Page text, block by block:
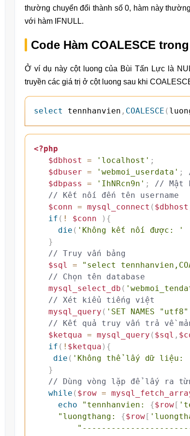
thường chuyển đổi thành số 0, hàm này
với hàm IFNULL.
Code Hàm COALESCE
Ở ví dụ này cột luong của Bùi Tấn Lực là
truyền các giá trị ở cột luong sau khi
select tennhanvien , COALESCE (
<?php
$dbhost
= 'localhost' ;
$dbuser = 'webmoi_userdata' ;
$dbpass
= 'IhNRcn9n' ;
// Mật
// Kết nối đến tên username
$conn = mysql_connect ( $dbhost
if ( ! $conn ) {
die ( 'Không kết nối được: '
}
// Truy vấn bảng
$sql
= "select
// Chọn tên database
mysql_select_db (
// Xét kiểu tiếng việt
mysql_query ( 'SET NAMES
// Kết quả truy vấn trả về
$ketqua = mysql_query ( $sql ,
if ( ! $ketqua ) {
die ( 'Không thể lấy dữ liệu:
}
while ( $row =
echo
"tennhanvien: {$row[
"luongthang: {$row[